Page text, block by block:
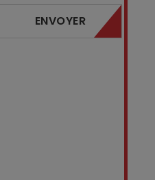
ENVOYER